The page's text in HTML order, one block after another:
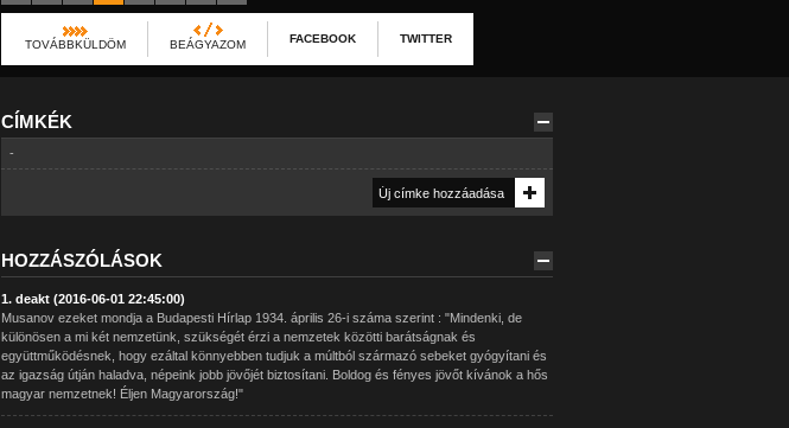
TOVÁBBKÜLDÖM BEÁGYAZOM FACEBOOK TWITTER
CÍMKÉK
-
HOZZÁSZÓLÁSOK
1. deakt (2016-06-01 22:45:00)
Musanov ezeket mondja a Budapesti Hírlap 1934. április 26-i száma szerint : "Mindenki, de
különösen a mi két nemzetünk, szükségét érzi a nemzetek közötti barátságnak és
együttműködésnek, hogy ezáltal könnyebben tudjuk a múltból származó sebeket gyógyítani és
az igazság útján haladva, népeink jobb jövőjét biztosítani. Boldog és fényes jövőt kívánok a hős
magyar nemzetnek! Éljen Magyarország!"